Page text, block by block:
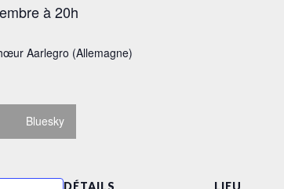
à 20h
Aarlegro (Allemagne)
Bluesky
DÉTAILS LIEU